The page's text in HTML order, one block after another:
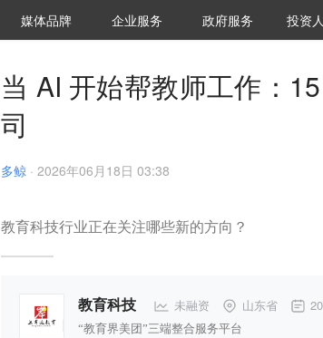
媒体品牌 36Kr研究院
企业服务 城市之窗
政府服务 VClub投
投资机构
投资
当 AI 开始帮教师工作：
司
多鲸 · 2026年06月18日 03:38
教育科技行业正在关注哪些新的方向？
教育科技 未融资 山东省
“教育界美团”三端整合服务平台